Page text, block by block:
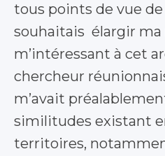
tous points de vue
souhaitais élargir ma
m’intéressant à cet
chercheur
m’avait
similitudes existant
territoires,